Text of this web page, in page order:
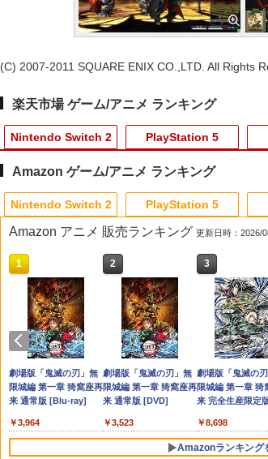
(C) 2007-2011 SQUARE ENIX CO.,LTD. All Rights
楽天市場 ゲーム/アニメ ランキング
Nintendo Switch 2
1
スーパー マリオパーテ
ィ ジャンボリー
Nintendo Switch 2
Edition ＋ ジャンボリ
ーTV Switch 2【ポス
ト投函】
￥7,882
2
【PowerA 公式スト
ア】パワーエー アドバ
ンテージ・ワイヤレス
コントローラー for
Nintendo Switch 2 -
ブラック 【任天堂公式
ライセンス商品】送料
無料 国内2年保証
￥7,900
3
【8/05.8/10限定！
い物マラソン×5の
日｜ポイント最大
倍】【新品未開封
イオハザード レ
ム 通常版/Switch
2【日曜日以外即
送】※レターパッ
￥7,974
PlayStation 5
1
【早期購入特典付き】
【2026年10月29日発
売】 スパイクチュンソ
フト｜Spike Chunsoft
Dune:
Awakening【PS5】
￥5,740
2
オリ特付【08/27発売日
お届け☆予約】【新
品】【PS5】METAL
GEAR SOLID :
MASTER
COLLECTION Vol.2
[PS5版]★浅草マッハオ
リジナル特典マイクロ
￥6,080
3
【特典】BLUE
REFLECTION
Quartet: 少女た
セキ PS5版(【早
入特典】特別フォ
レーム「Quartet
￥6,350
1
Newスーパーマリオブ
ラザーズWii ノコノコ
エアホッケー
￥1,218
2
テレビ麻雀ゲーム 家庭
用 麻雀ゲーム 一人遊び
電池式 脳トレ 麻雀 卓
上 玩具 おもちゃ ゲー
ム 持ち運び ポータブル
高齢者 シニア プレゼン
ト 父親 祖父 おうち時
間 敬老の日 父の日 ギ
HO09
￥3,500
3
【中古】ファイナ
ァンタジーIV
￥3,799
1
スマイルスライム ラメ
でキラキラ！キーホル
ダー キングスライム
￥2,960
2
【中古】【未使用品】
ベイマックス
MovieNEX [DVDのみ]
￥3,280
3
機動戦士ガンダム
SEED
版)【Blu-ray】 [
￥4,030
Amazon ゲーム/アニメ ランキング
Nintendo Switch 2
1
スプラトゥーン レイダ
ース|オンラインコード
版
￥5,832
2
スプラトゥーン レイダ
ース -Switch2
￥6,455
3
Nintendo Switch
本語・国内専用)
￥55,603
PlayStation 5
1
PlayStation 5 デジタ
ル・エディション 日本
語専用 Console
only (CFI-2200B01)
￥55,000
2
Beast of
Reincarnation -PS5
【特典】プロダクトコ
￥7,286
3
【純正品】ディ
ライブ(CFI-
PlayStation 5
￥11,849
1
Xbox プリペイドカー
ド 10,000円 デジタルコ
ード 【旧 Xbox ギフト
コード]
￥10,000
2
Xbox プリペイドカー
ド 1,000円 デジタルコ
ード 【旧 Xbox ギフト
コード]
￥1,000
3
【純正品】Xbox
ヤレス コントロ
+ USB-C® ケー
￥8,300
Amazon アニメ 販売ランキング 更新日時：2026/
1
劇場版「鬼滅の刃」無
限城編 第一章 猗窩座再
来 通常版 [Blu-ray]
￥3,964
2
劇場版「鬼滅の刃」無
限城編 第一章 猗窩座再
来 通常版 [DVD]
￥3,523
3
劇場版「鬼滅の
限城編 第一章 猗
来 完全生産限定
￥8,698
Amazonランキング